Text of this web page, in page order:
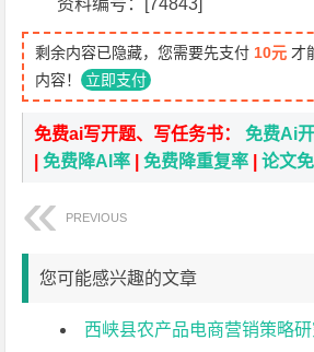
资料编号：[74843]
剩余内容已隐藏，您需要先支付 10元 才
内容！ 立即支付
免费ai写开题、写任务书：免费Ai
|免费降AI率 |免费降重复率 |论文
PREVIOUS
您可能感兴趣的文章
西峡县农产品电商营销策略